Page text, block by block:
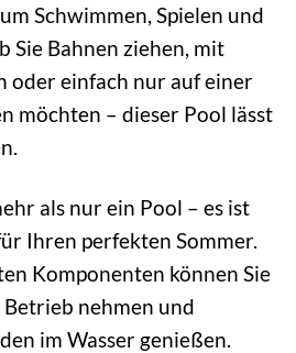
Schwimmen, Spielen und
Sie Bahnen ziehen, mit
oder einfach nur auf einer
möchten – dieser Pool lässt
als nur ein Pool – es ist
Ihren perfekten Sommer.
Komponenten können Sie
nehmen und
im Wasser genießen.